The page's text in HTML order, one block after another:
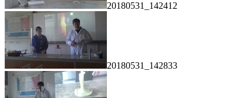
20180531_142412
20180531_142833